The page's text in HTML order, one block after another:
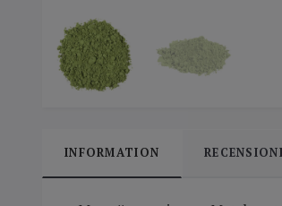
INFORMATION